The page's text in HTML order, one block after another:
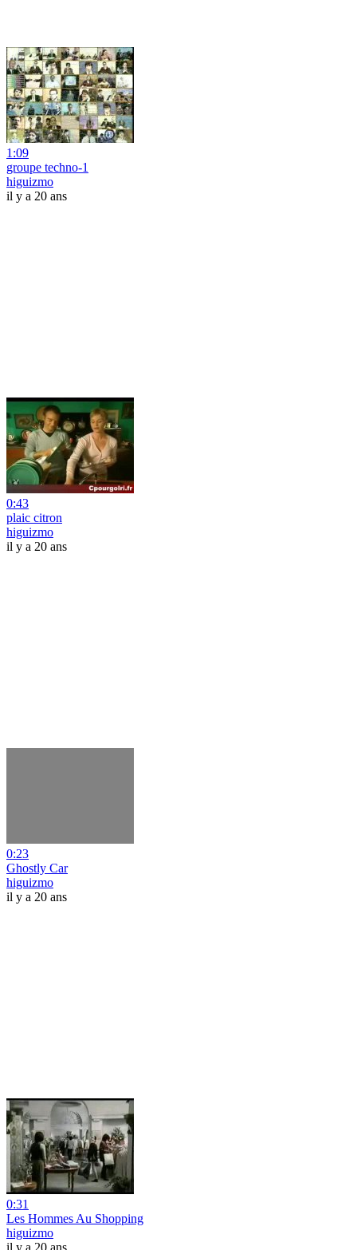
1:09
groupe techno-1
higuizmo
il y a 20 ans
0:43
plaic citron
higuizmo
il y a 20 ans
0:23
Ghostly Car
higuizmo
il y a 20 ans
0:31
Les Hommes Au Shopping
higuizmo